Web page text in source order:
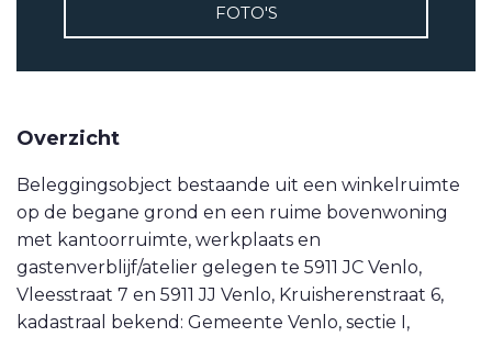
VETEBE FACEBOOK
FOTO'S
Overzicht
Beleggingsobject bestaande uit een winkelruimte
op de begane grond en een ruime bovenwoning
met kantoorruimte, werkplaats en
gastenverblijf/atelier gelegen te 5911 JC Venlo,
Vleesstraat 7 en 5911 JJ Venlo, Kruisherenstraat 6,
kadastraal bekend: Gemeente Venlo, sectie I,